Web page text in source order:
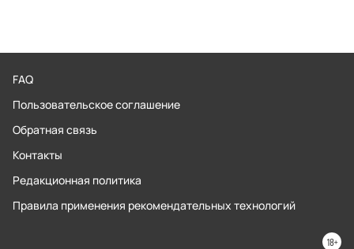
FAQ
Пользовательское соглашение
Обратная связь
Контакты
Редакционная политика
Правила применения рекомендательных технологий